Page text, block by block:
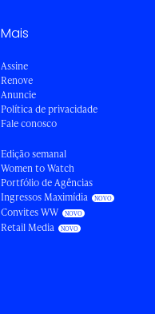
Mais
Assine
Renove
Anuncie
Política de privacidade
Fale conosco
Edição semanal
Women to Watch
Portfólio de Agências
Ingressos Maximídia
Convites WW
Retail Media